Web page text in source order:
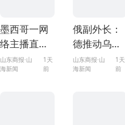
墨西哥一网
络主播直播
时遭枪击身
亡
山东商报·山
海新闻
1天
前
俄副外长：
德推动乌局
势升级或致
自身陷入灾
山东商报·山
海新闻
1天
前